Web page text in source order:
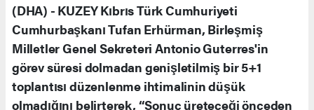
(DHA) - KUZEY Kıbrıs Türk Cumhuriyeti
Cumhurbaşkanı Tufan Erhürman, Birleşmiş
Milletler Genel Sekreteri Antonio Guterres'in
görev süresi dolmadan genişletilmiş bir 5+1
toplantısı düzenlenme ihtimalinin düşük
olmadığını belirterek, “Sonuç üreteceği önceden